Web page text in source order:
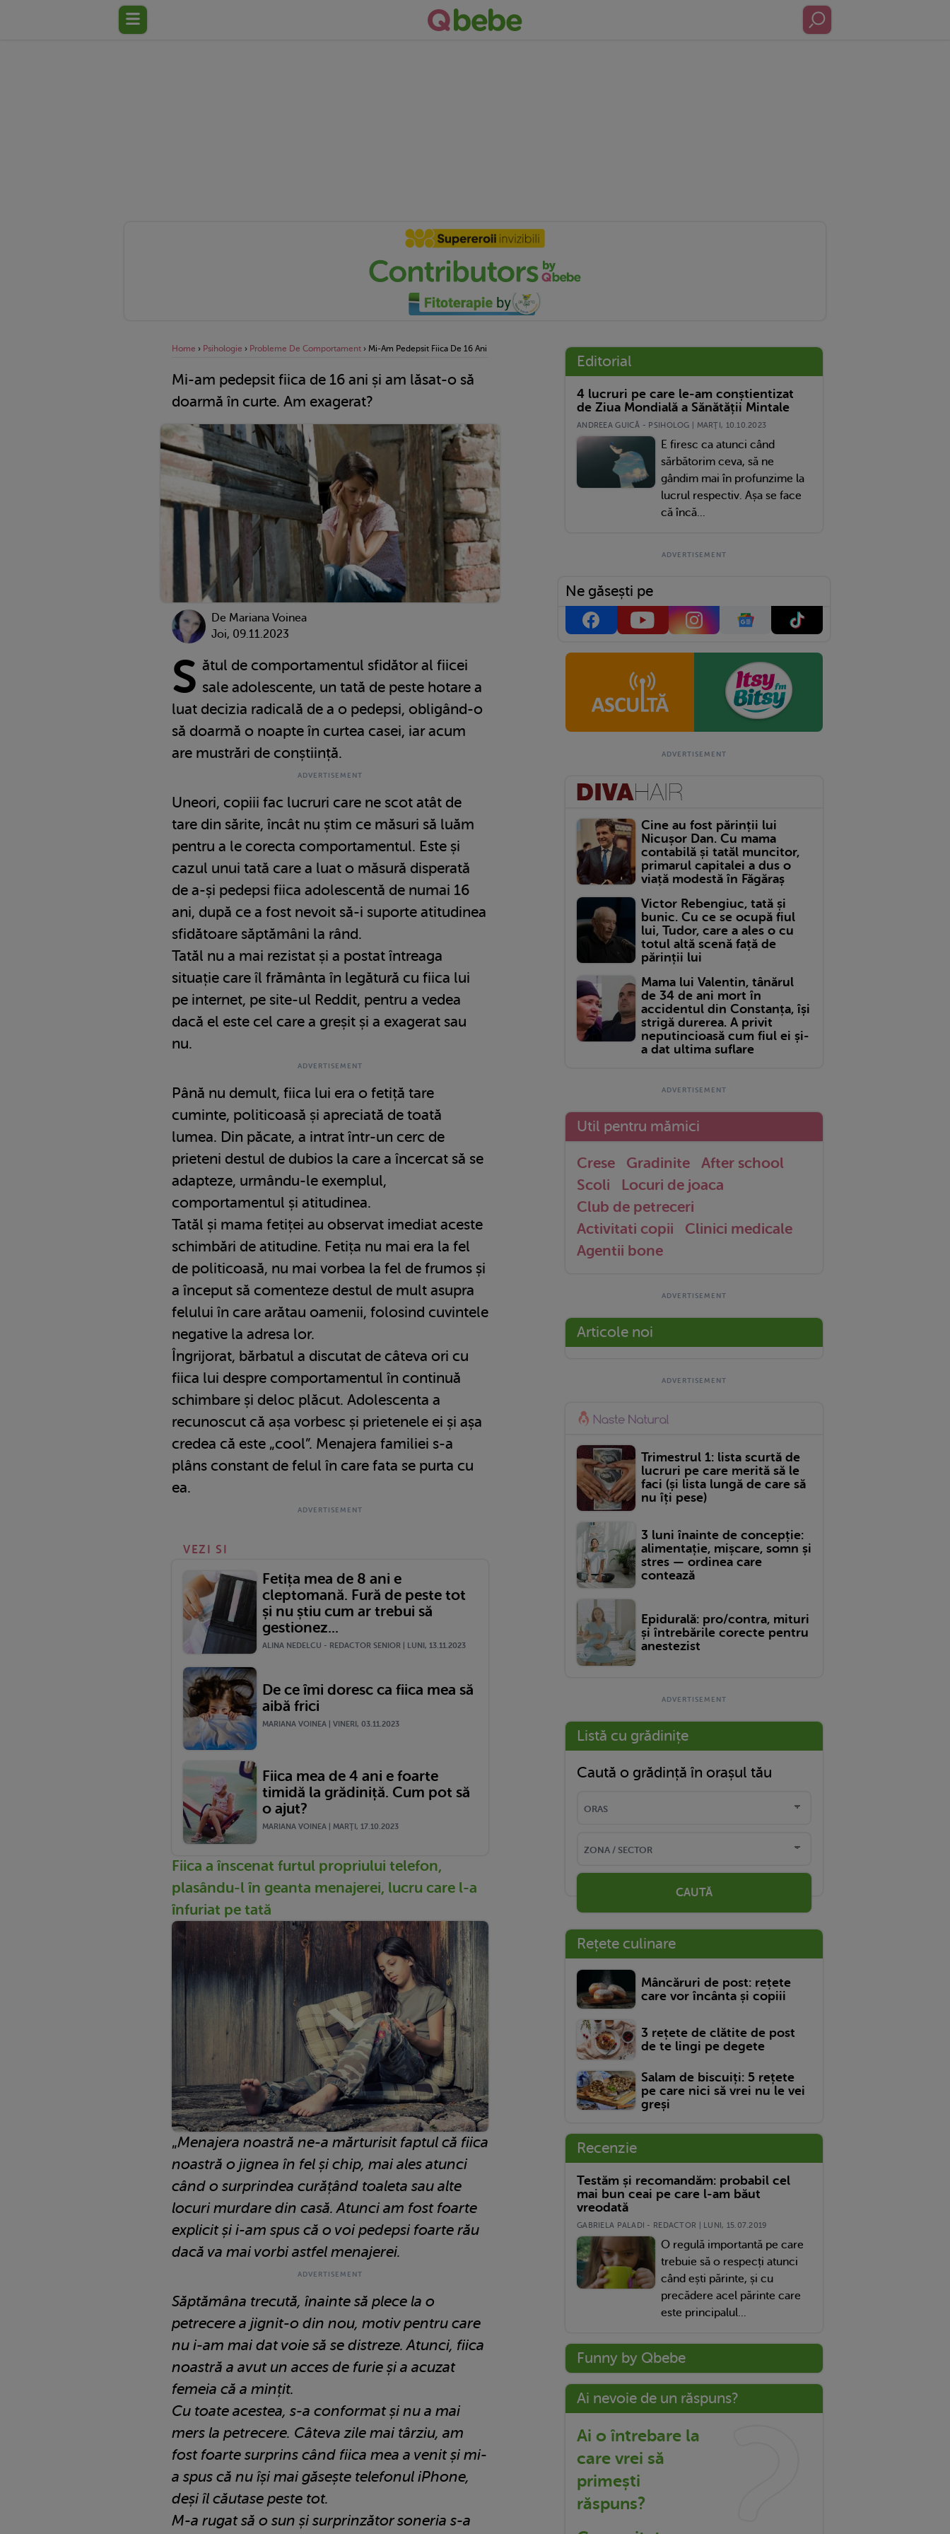
Home › Psihologie › Probleme De Comportament › Mi-Am Pedepsit Fiica De 16 Ani Și Am Lăsat-O Să Doarmă În Curte. Am Exagerat?
Mi-am pedepsit fiica de 16 ani și am lăsat-o să
doarmă în curte. Am exagerat?
De Mariana Voinea
Joi, 09.11.2023
S ătul de comportamentul sfidător al fiicei
sale adolescente, un tată de peste hotare a
luat decizia radicală de a o pedepsi, obligând-o
să doarmă o noapte în curtea casei, iar acum
are mustrări de conștiință.
Uneori, copiii fac lucruri care ne scot atât de
tare din sărite, încât nu știm ce măsuri să luăm
pentru a le corecta comportamentul. Este și
cazul unui tată care a luat o măsură disperată
de a-și pedepsi fiica adolescentă de numai 16
ani, după ce a fost nevoit să-i suporte atitudinea
sfidătoare săptămâni la rând.
Tatăl nu a mai rezistat și a postat întreaga
situație care îl frământa în legătură cu fiica lui
pe internet, pe site-ul Reddit, pentru a vedea
dacă el este cel care a greșit și a exagerat sau
nu.
Până nu demult, fiica lui era o fetiță tare
cuminte, politicoasă și apreciată de toată
lumea. Din păcate, a intrat într-un cerc de
prieteni destul de dubios la care a încercat să se
adapteze, urmându-le exemplul,
comportamentul și atitudinea.
Tatăl și mama fetiței au observat imediat aceste
schimbări de atitudine. Fetița nu mai era la fel
de politicoasă, nu mai vorbea la fel de frumos și
a început să comenteze destul de mult asupra
felului în care arătau oamenii, folosind cuvintele
negative la adresa lor.
Îngrijorat, bărbatul a discutat de câteva ori cu
fiica lui despre comportamentul în continuă
schimbare și deloc plăcut. Adolescenta a
recunoscut că așa vorbesc și prietenele ei și așa
credea că este „cool”. Menajera familiei s-a
plâns constant de felul în care fata se purta cu
ea.
VEZI SI
Fetița mea de 8 ani e
cleptomană. Fură de peste tot
și nu știu cum ar trebui să
gestionez...
ALINA NEDELCU - REDACTOR SENIOR | LUNI, 13.11.2023
De ce îmi doresc ca fiica mea să
aibă frici
MARIANA VOINEA | VINERI, 03.11.2023
Fiica mea de 4 ani e foarte
timidă la grădiniță. Cum pot să
o ajut?
MARIANA VOINEA | MARŢI, 17.10.2023
Fiica a înscenat furtul propriului telefon,
plasându-l în geanta menajerei, lucru care l-a
înfuriat pe tată
„Menajera noastră ne-a mărturisit faptul că fiica
noastră o jignea în fel și chip, mai ales atunci
când o surprindea curățând toaleta sau alte
locuri murdare din casă. Atunci am fost foarte
explicit și i-am spus că o voi pedepsi foarte rău
dacă va mai vorbi astfel menajerei.
Săptămâna trecută, înainte să plece la o
petrecere a jignit-o din nou, motiv pentru care
nu i-am mai dat voie să se distreze. Atunci, fiica
noastră a avut un acces de furie și a acuzat
femeia că a mințit.
Cu toate acestea, s-a conformat și nu a mai
mers la petrecere. Câteva zile mai târziu, am
fost foarte surprins când fiica mea a venit și mi-
a spus că nu își mai găsește telefonul iPhone,
deși îl căutase peste tot.
M-a rugat să o sun și surprinzător soneria s-a
Editorial
4 lucruri pe care le-am conștientizat
de Ziua Mondială a Sănătății Mintale
ANDREEA GUICĂ - PSIHOLOG | MARŢI, 10.10.2023
E firesc ca atunci când
sărbătorim ceva, să ne
gândim mai în profunzime la
lucrul respectiv. Așa se face
că încă...
Ne găsești pe
Cine au fost părinții lui
Nicușor Dan. Cu mama
contabilă și tatăl muncitor,
primarul capitalei a dus o
viață modestă în Făgăraș
Victor Rebengiuc, tată și
bunic. Cu ce se ocupă fiul
lui, Tudor, care a ales o cu
totul altă scenă față de
părinții lui
Mama lui Valentin, tânărul
de 34 de ani mort în
accidentul din Constanța, își
strigă durerea. A privit
neputincioasă cum fiul ei și-
a dat ultima suflare
Util pentru mămici
Crese Gradinite
After school
Scoli
Locuri de joaca
Club de petreceri
Activitati copii
Clinici medicale
Agentii bone
Articole noi
Trimestrul 1: lista scurtă de
lucruri pe care merită să le
faci (și lista lungă de care să
nu îți pese)
3 luni înainte de concepție:
alimentație, mișcare, somn și
stres — ordinea care
contează
Epidurală: pro/contra, mituri
și întrebările corecte pentru
anestezist
Listă cu grădinițe
Caută o grădință în orașul tău
CAUTĂ
Rețete culinare
Mâncăruri de post: rețete
care vor încânta și copiii
3 rețete de clătite de post
de te lingi pe degete
Salam de biscuiți: 5 rețete
pe care nici să vrei nu le vei
greși
Recenzie
Testăm și recomandăm: probabil cel
mai bun ceai pe care l-am băut
vreodată
GABRIELA PALADI - REDACTOR | LUNI, 15.07.2019
O regulă importantă pe care
trebuie să o respecți atunci
când ești părinte, și cu
precădere acel părinte care
este principalul...
Funny by Qbebe
Ai nevoie de un răspuns?
Ai o întrebare la
care vrei să
primești
răspuns?